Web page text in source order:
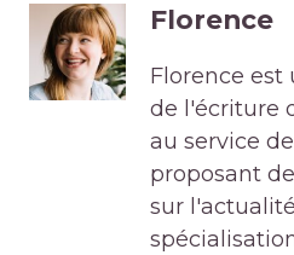
Florence
Florence est
de l'écriture
au service
proposant
sur